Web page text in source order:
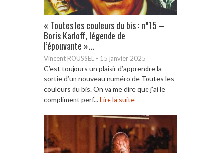
« Toutes les couleurs du bis : n°15 –
Boris Karloff, légende de
l’épouvante »...
Vincent ROUSSEL - 15 janvier 2025
C’est toujours un plaisir d’apprendre la
sortie d’un nouveau numéro de Toutes les
couleurs du bis. On va me dire que j’ai le
compliment perf...Lire la suite